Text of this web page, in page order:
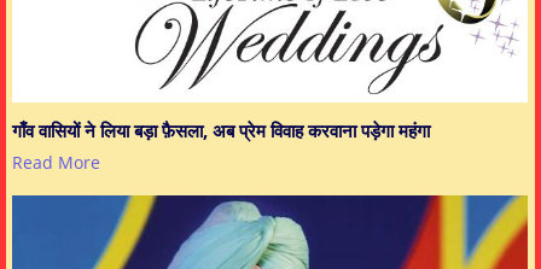
गाँव वासियों ने लिया बड़ा फ़ैसला, अब प्रेम विवाह करवाना पड़ेगा महंगा
Read More